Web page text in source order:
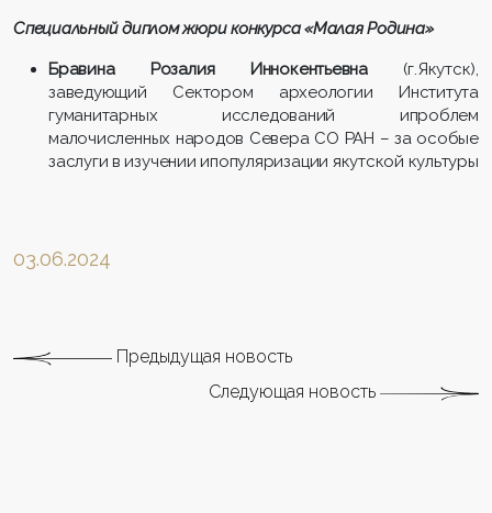
Специальный диплом жюри конкурса «Малая Родина»
Бравина Розалия Иннокентьевна(г.Якутск),
заведующий Сектором археологии Института
гуманитарных исследований ипроблем
малочисленных народов Севера СО РАН – за особые
заслуги в изучении ипопуляризации якутской культуры
03.06.2024
Предыдущая новость
Следующая новость